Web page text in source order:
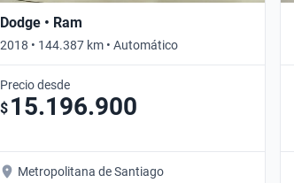
Dodge • Ram
2018 • 144.387 km • Automático
Precio desde
$ 15.196.900
Metropolitana de Santiago